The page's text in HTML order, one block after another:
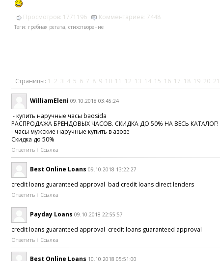
Просмотров: 1771196 Комментариев: 7448
Теги: гребная регата, стихотворение
Страницы: 1 2 3 4 5 6 7 8 9 10 11 12 13 14 15 16 17 18 19 20 21
WilliamEleni 09.10.2018 03:45:24
- купить наручные часы baosida
РАСПРОДАЖА БРЕНДОВЫХ ЧАСОВ. СКИДКА ДО 50% НА ВЕСЬ
- часы мужские наручные купить в азове
Скидка до 50%
Ответить Ссылка
Best Online Loans 09.10.2018 13:22:27
credit loans guaranteed approval bad credit loans direct lenders
Ответить Ссылка
Payday Loans 09.10.2018 22:55:57
credit loans guaranteed approval credit loans guaranteed approval
Ответить Ссылка
Best Online Loans 10.10.2018 05:51:00